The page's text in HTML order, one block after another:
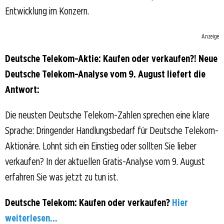
Entwicklung im Konzern.
Anzeige
Deutsche Telekom-Aktie: Kaufen oder verkaufen?! Neue
Deutsche Telekom-Analyse vom 9. August liefert die
Antwort:
Die neusten Deutsche Telekom-Zahlen sprechen eine klare
Sprache: Dringender Handlungsbedarf für Deutsche Telekom-
Aktionäre. Lohnt sich ein Einstieg oder sollten Sie lieber
verkaufen? In der aktuellen Gratis-Analyse vom 9. August
erfahren Sie was jetzt zu tun ist.
Deutsche Telekom: Kaufen oder verkaufen? Hier
weiterlesen...